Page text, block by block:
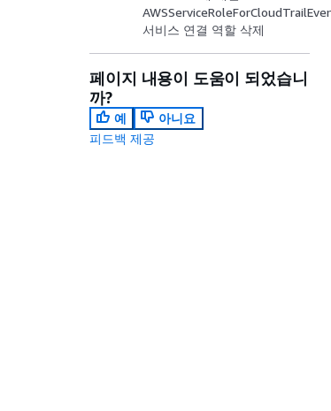
서비스 연결 역할 삭제
페이지 내용이 도움이 되었습니
까?
예
아니요
피드백 제공